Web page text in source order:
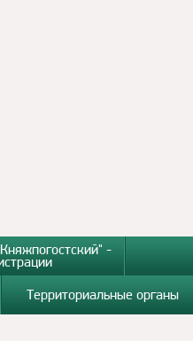
-
Территориальные органы